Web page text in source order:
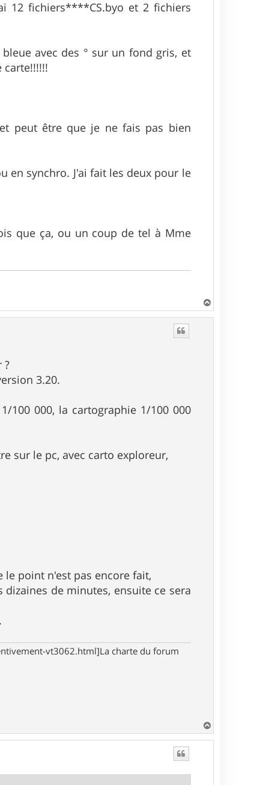
12 fichiers****CS.byo et 2 fichiers
avec des ° sur un fond gris, et
peut être que je ne fais pas bien
en synchro. J'ai fait les deux pour le
que ça, ou un coup de tel à Mme
a
?
3.20.
100 000, la cartographie 1/100 000
sur le pc, avec carto exploreur,
point n'est pas encore fait,
de minutes, ensuite ce sera
vt3062.html]La charte du forum
a